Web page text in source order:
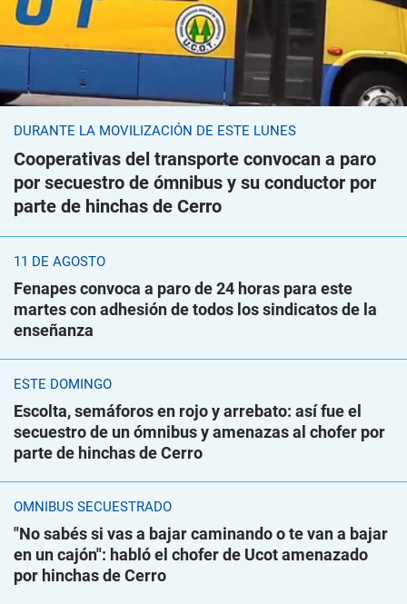
DURANTE LA MOVILIZACIÓN DE ESTE LUNES
Cooperativas del transporte convocan a paro
por secuestro de ómnibus y su conductor por
parte de hinchas de Cerro
11 DE AGOSTO
Fenapes convoca a paro de 24 horas para este
martes con adhesión de todos los sindicatos de la
enseñanza
ESTE DOMINGO
Escolta, semáforos en rojo y arrebato: así fue el
secuestro de un ómnibus y amenazas al chofer por
parte de hinchas de Cerro
ÓMNIBUS SECUESTRADO
"No sabés si vas a bajar caminando o te van a bajar
en un cajón": habló el chofer de Ucot amenazado
por hinchas de Cerro